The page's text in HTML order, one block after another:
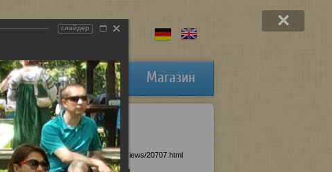
Публикации Магазин
http://www.bleckt.com/about/reviews/20707.html
слайдер